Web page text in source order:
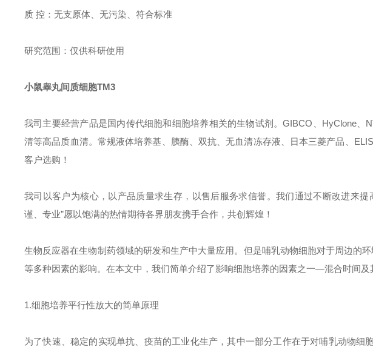
质 控：无支原体、无污染、符合标准
研究范围：仅供科研使用
小鼠睾丸间质细胞TM3
我司主要经营产品是国内传代细胞和细胞培养相关的生物试剂。GIBCO、HyClone、
清等高品质血清。常规液体培养基、胰酶、双抗、无血清冻存液、日本三菱产品、
客户选购！
我司以客户为核心，以产品质量求生存，以售后服务求信誉。我们通过不断改进来
谨、专业”愿以饱满的热情期待各界朋友携手合作，共创辉煌！
生物反应器在生物制药领域的研发和生产中大量应用。但是哺乳动物细胞对于周边的
等多种因素的影响。在本文中，我们简单介绍了影响细胞培养的因素之一—混合时间及
1.细胞培养平行性放大的简单原理
为了快速、稳定的实现单抗、疫苗的工业化生产，其中一部分工作在于对哺乳动物细